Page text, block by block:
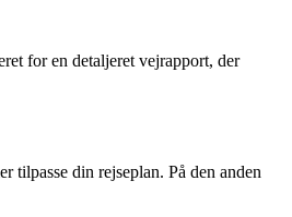
for en detaljeret vejrapport, der
din rejseplan. På den anden